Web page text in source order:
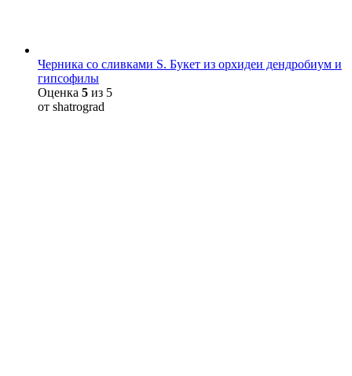
Черника со сливками S. Букет из орхидеи дендробиум и
гипсофилы
Оценка 5 из 5
от shatrograd